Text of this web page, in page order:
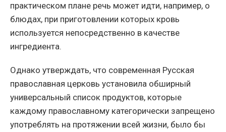
практическом плане речь может идти, например, о
блюдах, при приготовлении которых кровь
используется непосредственно в качестве
ингредиента.
Однако утверждать, что современная Русская
православная церковь установила обширный
универсальный список продуктов, которые
каждому православному категорически запрещено
употреблять на протяжении всей жизни, было бы